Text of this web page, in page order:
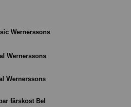
Wernerssons
Wernerssons
Wernerssons
färskost Bel